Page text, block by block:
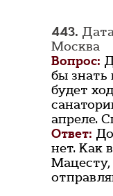
443.
Москва
Вопрос:
бы знать
будет
апреле.
Ответ:
нет. Как
Мацесту,